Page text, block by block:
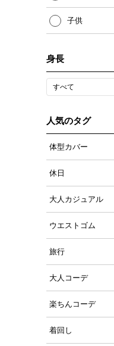
子供
身長
人気のタグ
体型カバー
休日
大人カジュアル
ウエストゴム
旅行
大人コーデ
楽ちんコーデ
着回し